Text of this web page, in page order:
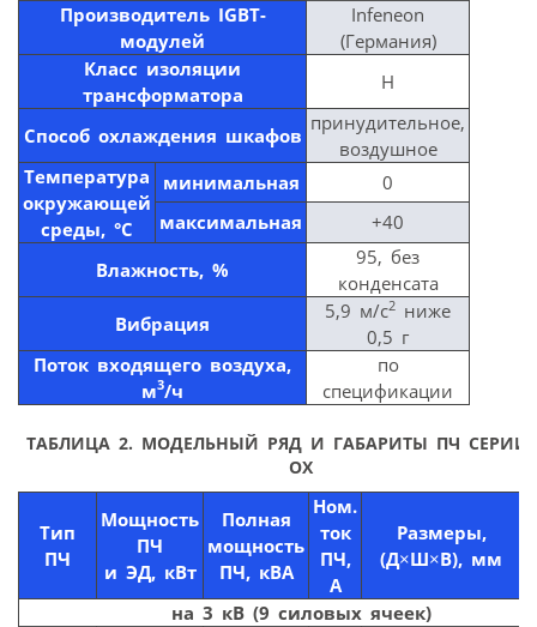
Производитель IGBT-
модулей
Infeneon
(Германия)
Класс изоляции
трансформатора
Н
Способ охлаждения шкафов
принудительное,
воздушное
Температура
окружающей
среды, °С
минимальная
0
максимальная
+40
Влажность, %
95, без
конденсата
Вибрация
5,9 м/с2 ниже
0,5 г
Поток входящего воздуха,
м3/ч
по
спецификации
ТАБЛИЦА 2. МОДЕЛЬНЫЙ РЯД И ГАБАРИТЫ ПЧ СЕРИИ
OX
Тип
ПЧ
Мощность
ПЧ
и ЭД, кВт
Полная
мощность
ПЧ, кВА
Ном.
ток
ПЧ,
А
Размеры,
(Д×Ш×В), мм
на 3 кВ (9 силовых ячеек)